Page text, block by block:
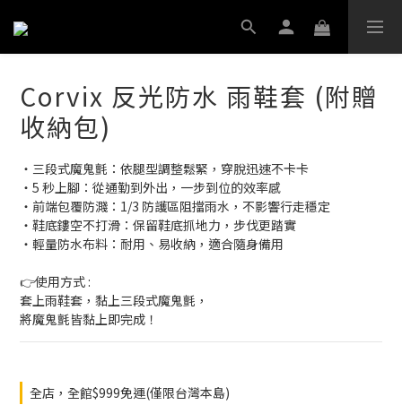
Corvix 反光防水 雨鞋套 (附贈
收納包)
‧三段式魔鬼氈：依腿型調整鬆緊，穿脫迅速不卡卡
‧5 秒上腳：從通勤到外出，一步到位的效率感
‧前端包覆防濺：1/3 防護區阻擋雨水，不影響行走穩定
‧鞋底鏤空不打滑：保留鞋底抓地力，步伐更踏實
‧輕量防水布料：耐用、易收納，適合隨身備用
👉使用方式 :
套上雨鞋套，黏上三段式魔鬼氈，
將魔鬼氈皆黏上即完成！
全店，全館$999免運(僅限台灣本島)